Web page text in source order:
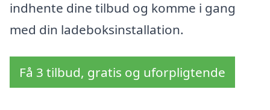
indhente dine tilbud og komme i gang
med din ladeboksinstallation.
Få 3 tilbud, gratis og uforpligtende